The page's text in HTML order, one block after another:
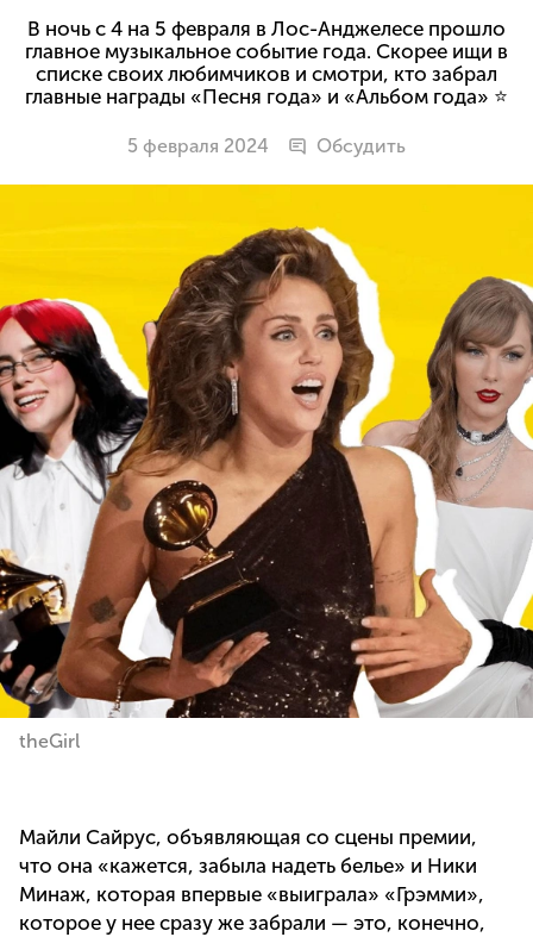
В ночь с 4 на 5 февраля в Лос-Анджелесе прошло
главное музыкальное событие года. Скорее ищи в
списке своих любимчиков и смотри, кто забрал
главные награды «Песня года» и «Альбом года» ⭐️
5 февраля 2024 Обсудить
theGirl
Майли Сайрус, объявляющая со сцены премии,
что она «кажется, забыла надеть белье» и Ники
Минаж, которая впервые «выиграла» «Грэмми»,
которое у нее сразу же забрали — это, конечно,